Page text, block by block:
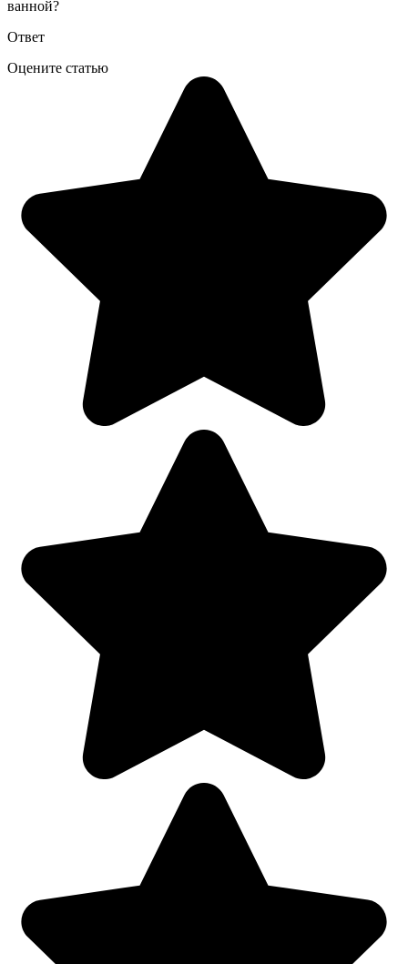
ванной?
Ответ
Оцените статью